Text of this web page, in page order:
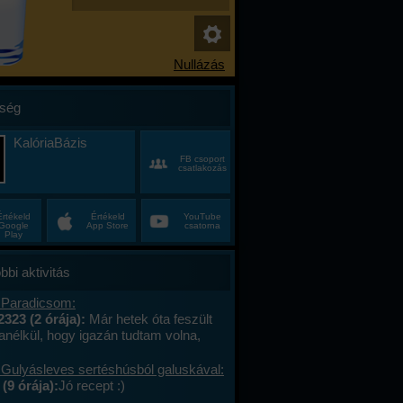
KalóriaBázis
FB csoport
csatlakozás
Play
Értékeld
App Store
YouTube
csatorna
aktivitás
(2 órája): Már hetek óta feszült
hogy igazán tudtam volna,
éveim közepén egyszer csak
minden, ami régen izgalmas
sertéshúsból galuskával:
órája):Jó recept :)